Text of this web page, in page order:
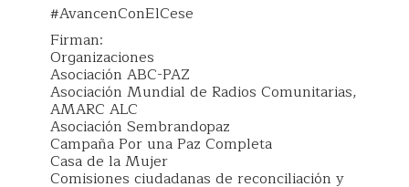
#AvancenConElCese
Firman:
Organizaciones
Asociación ABC-PAZ
Asociación Mundial de Radios Comunitarias,
AMARC ALC
Asociación Sembrandopaz
Campaña Por una Paz Completa
Casa de la Mujer
Comisiones ciudadanas de reconciliación y